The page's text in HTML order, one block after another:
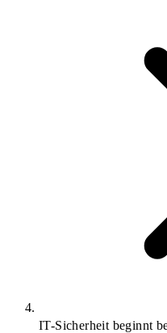
IT-Sicherheit beginnt